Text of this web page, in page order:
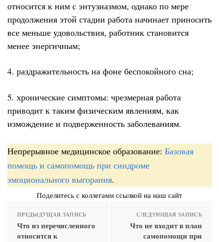
относится к ним с энтузиазмом, однако по мере
продолжения этой стадии работа начинает приносить
все меньше удовольствия, работник становится
менее энергичным;
4. раздражительность на фоне беспокойного сна;
5. хронические симптомы: чрезмерная работа
приводит к таким физическим явлениям, как
измождение и подверженность заболеваниям.
Непрерывное медицинское образование: Базовая
помощь и самопомощь при синдроме
эмоционального выгорания.
Поделитесь с коллегами ссылкой на наш сайт
ПРЕДЫДУЩАЯ ЗАПИСЬ
Что из перечисленного
относится к
СЛЕДУЮЩАЯ ЗАПИСЬ
Что не входит в план
самопомощи при